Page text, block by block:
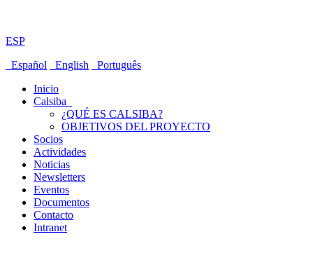
ESP
Español
English
Português
Inicio
Calsiba
¿QUÉ ES CALSIBA?
OBJETIVOS DEL PROYECTO
Socios
Actividades
Noticias
Newsletters
Eventos
Documentos
Contacto
Intranet